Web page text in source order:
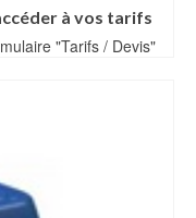
à vos tarifs
"Tarifs / Devis"